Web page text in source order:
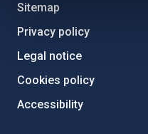
Sitemap
Privacy policy
Legal notice
Cookies policy
Accessibility